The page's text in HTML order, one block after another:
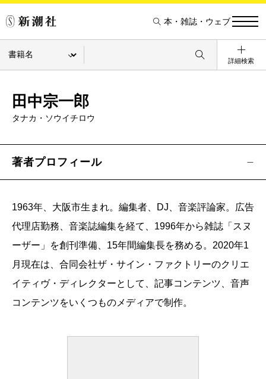
本・雑誌・ウェブ
詳細検索
田中宗一郎
タナカ・ソウイチロウ
著者プロフィール
1963年、大阪市生まれ。編集者、DJ、音楽評論家。広告
代理店勤務、音楽誌編集を経て、1996年から雑誌「スヌ
ーザー」を創刊準備、15年間編集長を務める。2020年1
月現在は、合同会社ザ・サイン・ファクトリーのクリエ
イティヴ・ディレクターとして、記事コンテンツ、音声
コンテンツをいくつものメディアで制作。